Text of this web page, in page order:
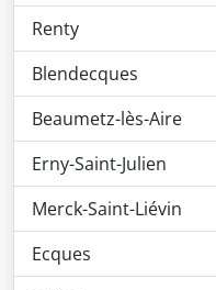
Renty
Blendecques
Beaumetz-lès-Aire
Erny-Saint-Julien
Merck-Saint-Liévin
Ecques